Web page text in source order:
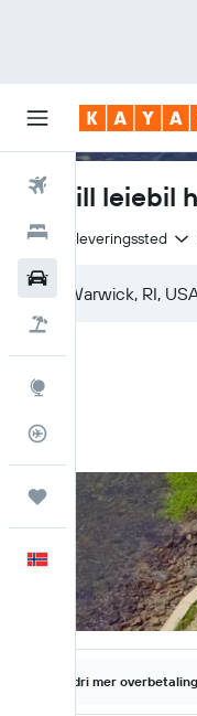
Fly
Hoteller
Reiser
Norsk
Bestill leiebil
Samme leveringssted
Aldri mer